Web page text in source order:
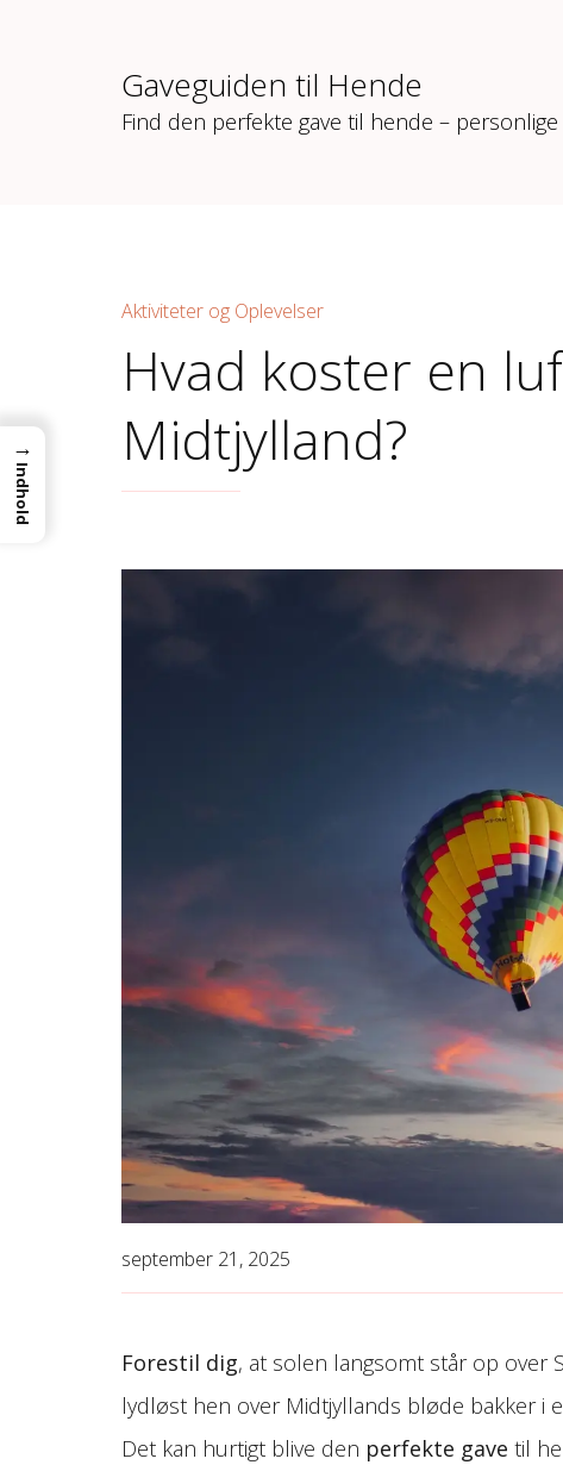
Gaveguiden til Hende
Find den perfekte gave til hende –
Aktiviteter og Oplevelser
Hvad koster en
Midtjylland?
september 21, 2025
Forestil dig, at solen langsomt står op over
lydløst hen over Midtjyllands bløde bakker i
Det kan hurtigt blive den perfekte gave til
→
Indhold